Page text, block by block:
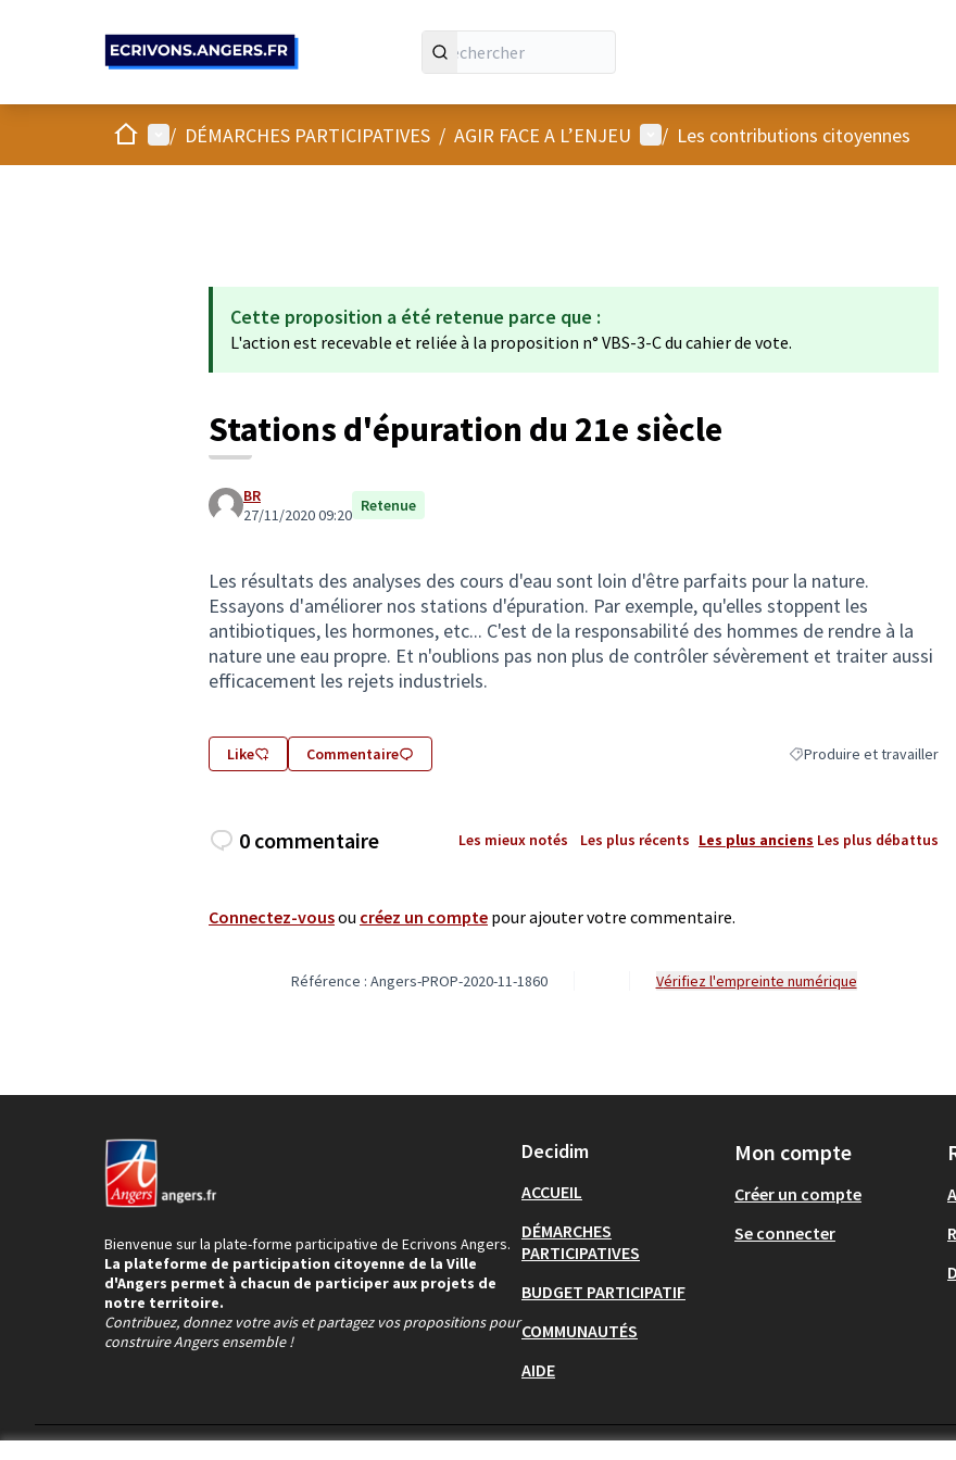
AccueilMenu principal
/ DÉMARCHES PARTICIPATIVES / AGIR FACE A L’ENJEU Menu utilisateur
/ Les contributions citoyennes
Cette proposition a été retenue parce que :
L'action est recevable et reliée à la proposition n° VBS-3-C du cahier de vote.
Stations d'épuration du 21e siècle
BR
27/11/2020 09:20 Retenue
Les résultats des analyses des cours d'eau sont loin d'être parfaits pour la nature.
Essayons d'améliorer nos stations d'épuration. Par exemple, qu'elles stoppent les
antibiotiques, les hormones, etc... C'est de la responsabilité des hommes de rendre à la
nature une eau propre. Et n'oublions pas non plus de contrôler sévèrement et traiter aussi
efficacement les rejets industriels.
Like Commentaire Filtrer les résultats de la
Produire et travailler
0 commentaire Les mieux notés Les plus récents Les plus anciens Les plus débattus
Connectez-vousou créez un compte pour ajouter votre commentaire.
Référence : Angers-PROP-2020-11-1860 Vérifiez l'empreinte numérique
Bienvenue sur la plate-forme participative de Ecrivons Angers.
La plateforme de participation citoyenne de la Ville
d'Angers permet à chacun de participer aux projets de
notre territoire.
Contribuez, donnez votre avis et partagez vos propositions pour
construire Angers ensemble !
Decidim
ACCUEIL
DÉMARCHES
PARTICIPATIVES
BUDGET PARTICIPATIF
COMMUNAUTÉS
AIDE
Mon compte
Créer un compte
Se connecter